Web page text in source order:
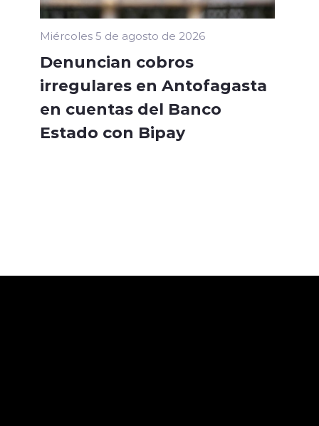
Miércoles 5 de agosto de 2026
Denuncian cobros
irregulares en Antofagasta
en cuentas del Banco
Estado con Bipay